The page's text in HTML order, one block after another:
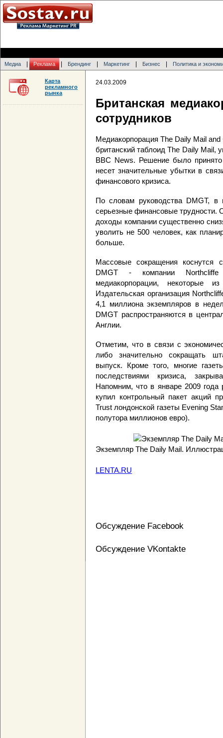
Медиа Реклама Брендинг Маркетинг Бизнес Политика и
24.03.2009
Британская
сотрудников
Медиакорпорация The Daily Mail
британский таблоид The Daily Mail,
BBC News. Решение было
несет значительные убытки в
финансового кризиса.
По словам руководства DMGT, в
серьезные финансовые трудности.
доходы компании существенно
уволить не 500 человек, как
больше.
Массовые сокращения коснутся
DMGT - компании
медиакорпорации, некоторые
Издательская организация
4,1 миллиона экземпляров в
DMGT распространяются в
Англии.
Отметим, что в связи с
либо значительно сокращать
выпуск. Кроме того, многие
последствиями кризиса,
Напомним, что в январе 2009 года
купил контрольный пакет акций
Trust лондонской газеты Evening
полутора миллионов евро).
Экземпляр The Daily Mail.
LENTA.RU
Обсуждение Facebook
Обсуждение VKontakte
Карта
рекламного
рынка